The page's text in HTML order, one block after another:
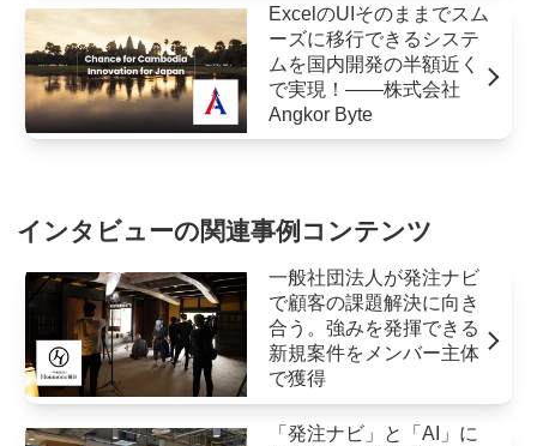
ExcelのUIそのままでスム
ーズに移行できるシステ
ムを国内開発の半額近く
で実現！――株式会社
Angkor Byte
インタビューの関連事例コンテンツ
一般社団法人が発注ナビ
で顧客の課題解決に向き
合う。強みを発揮できる
新規案件をメンバー主体
で獲得
「発注ナビ」と「AI」に